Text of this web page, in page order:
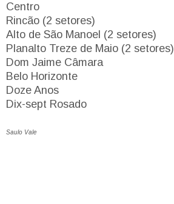
Centro
Rincão (2 setores)
Alto de São Manoel (2 setores)
Planalto Treze de Maio (2 setores)
Dom Jaime Câmara
Belo Horizonte
Doze Anos
Dix-sept Rosado
Saulo Vale